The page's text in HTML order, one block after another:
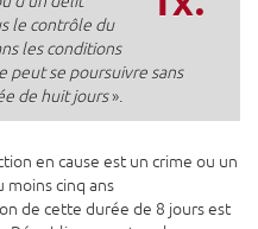
le contrôle du
les conditions
peut se poursuivre sans
de huit jours».
en cause est un crime ou un
moins cinq ans
de cette durée de 8 jours est